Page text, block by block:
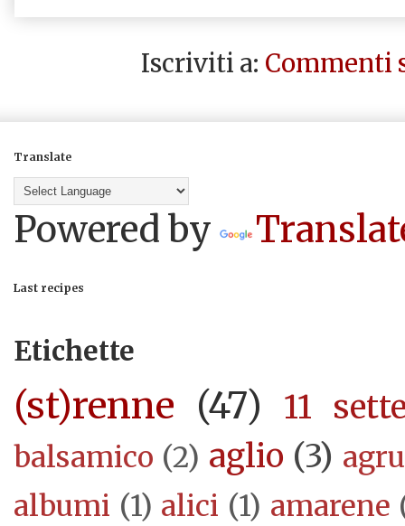
Iscriviti a: Commenti
Translate
Powered by
Last recipes
Etichette
(st)renne (47) 11
balsamico (2) aglio (3)
albumi (1) alici (1) amarene